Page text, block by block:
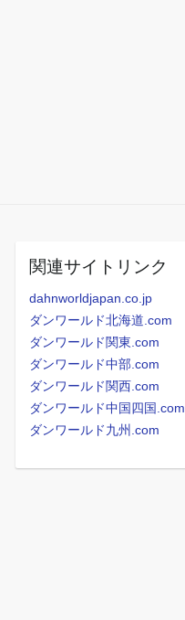
関連サイトリンク
dahnworldjapan.co.jp
ダンワールド北海道.com
ダンワールド関東.com
ダンワールド中部.com
ダンワールド関西.com
ダンワールド中国四国.com
ダンワールド九州.com